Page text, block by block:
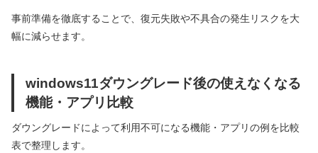
事前準備を徹底することで、復元失敗や不具合の発生リスクを大
幅に減らせます。
windows11ダウングレード後の使えなくなる
機能・アプリ比較
ダウングレードによって利用不可になる機能・アプリの例を比較
表で整理します。